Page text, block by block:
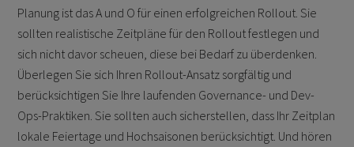
Planung ist das A und O für einen erfolgreichen Rollout. Sie
sollten realistische Zeitpläne für den Rollout festlegen und
sich nicht davor scheuen, diese bei Bedarf zu überdenken.
Überlegen Sie sich Ihren Rollout-Ansatz sorgfältig und
berücksichtigen Sie Ihre laufenden Governance- und Dev-
Ops-Praktiken. Sie sollten auch sicherstellen, dass Ihr Zeitplan
lokale Feiertage und Hochsaisonen berücksichtigt. Und hören